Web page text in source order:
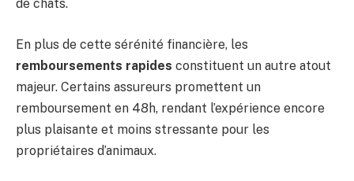
de chats.
En plus de cette sérénité financière, les
remboursements rapides constituent un autre atout
majeur. Certains assureurs promettent un
remboursement en 48h, rendant l’expérience encore
plus plaisante et moins stressante pour les
propriétaires d’animaux.